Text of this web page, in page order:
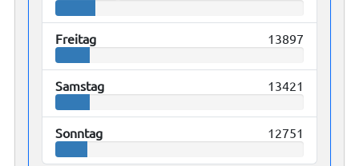
Freitag 13897
Samstag 13421
Sonntag 12751